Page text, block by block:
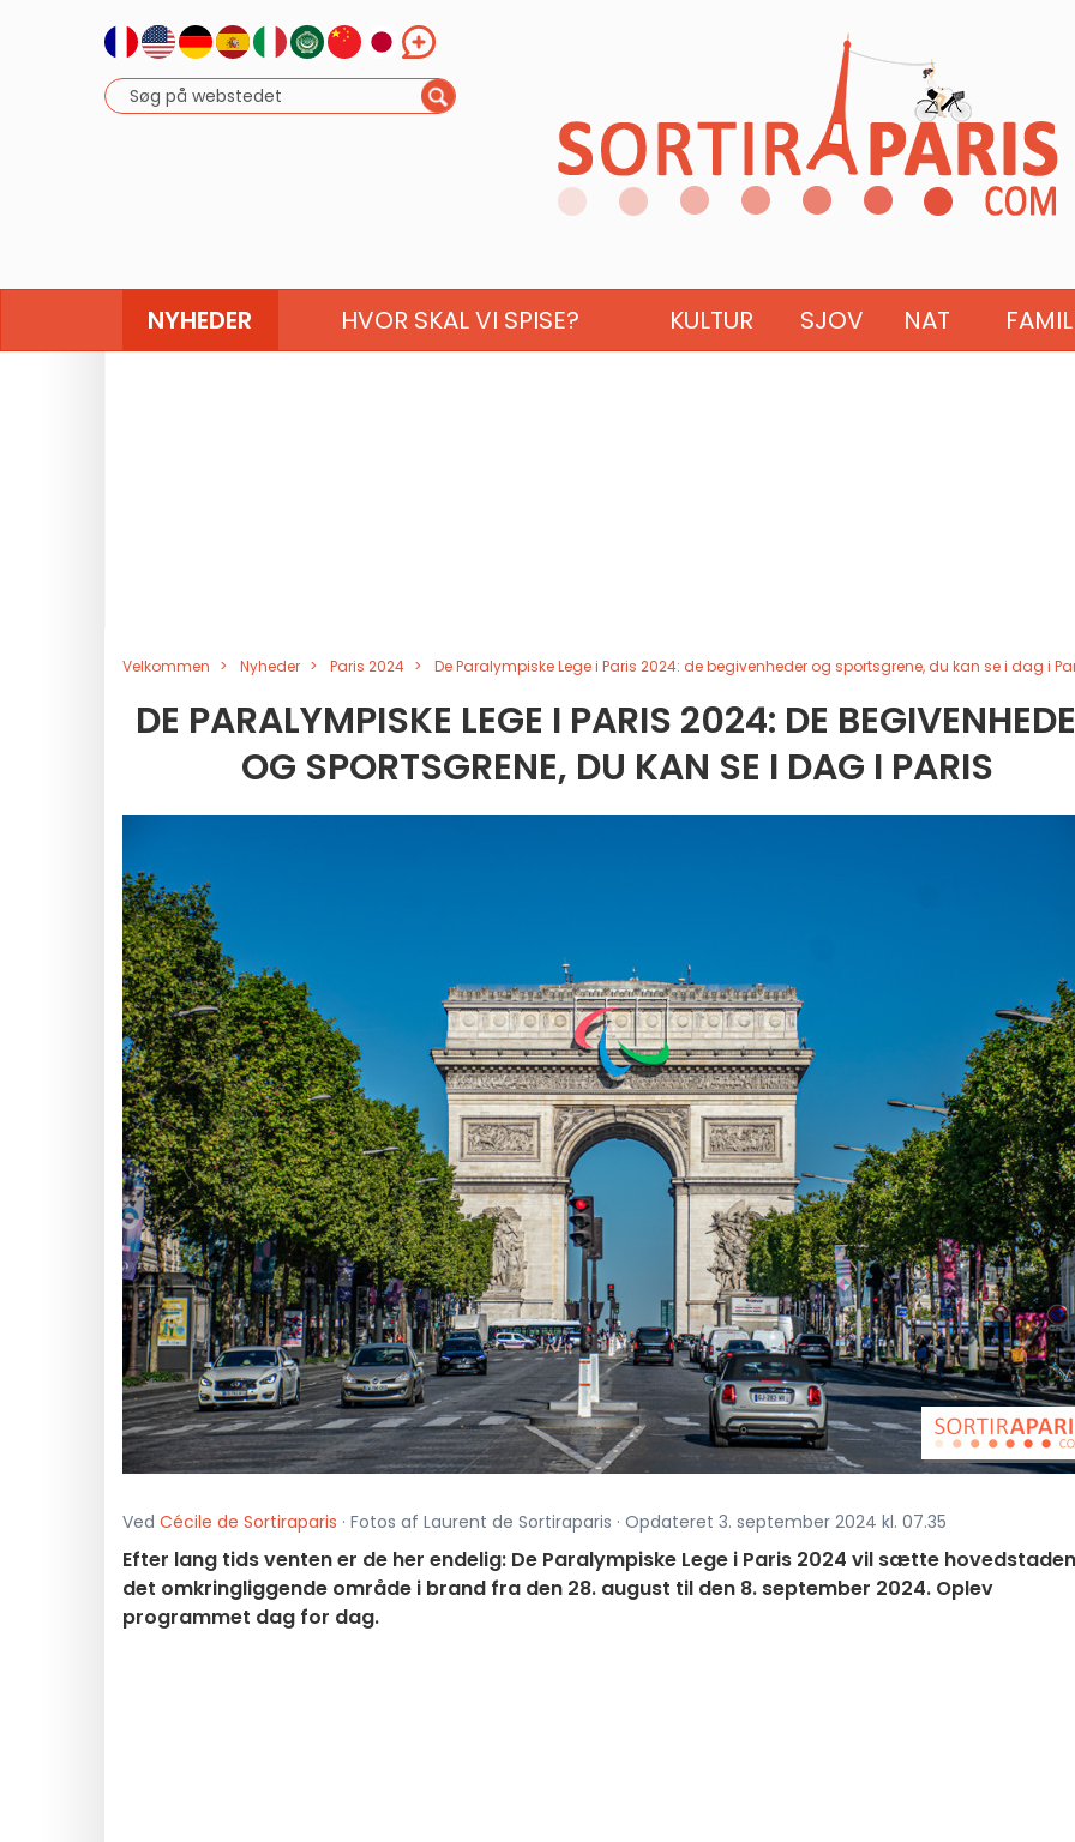
NYHEDER HVOR SKAL VI SPISE? KULTUR SJOV NAT
Velkommen Nyheder Paris 2024 De Paralympiske Lege i Paris 2024: de begivenheder og sportsgrene, du kan se i dag i
DE PARALYMPISKE LEGE I PARIS 2024: DE
OG SPORTSGRENE, DU KAN SE I DAG I PARIS
Ved Cécile de Sortiraparis · Fotos af Laurent de Sortiraparis · Opdateret 3. september 2024 kl. 07.35
Efter lang tids venten er de her endelig: De Paralympiske Lege i Paris 2024 vil sætte
det omkringliggende område i brand fra den 28. august til den 8. september 2024. Oplev
programmet dag for dag.